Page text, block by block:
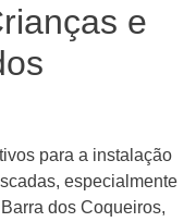
e
para a instalação
especialmente
dos Coqueiros,